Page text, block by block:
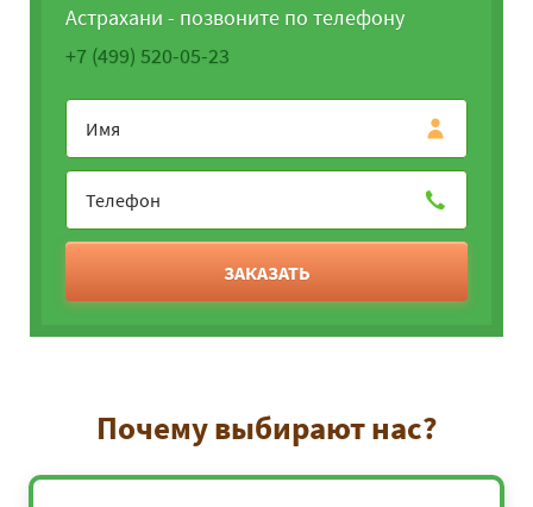
Астрахани - позвоните по телефону
+7 (499) 520-05-23
ЗАКАЗАТЬ
Почему выбирают нас?